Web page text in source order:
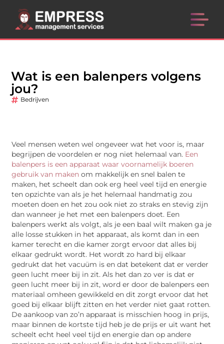
Wat is een balenpers volgens
jou?
Bedrijven
Veel mensen weten wel ongeveer wat het voor is, maar
begrijpen de voordelen er nog niet helemaal van. Een
balenpers is een apparaat waar voornamelijk boeren
gebruik van makenom makkelijk en snel balen te
maken, het scheelt dan ook erg heel veel tijd en energie
ten opzichte van als je het helemaal handmatig zou
moeten doen en het zou ook niet zo straks en stevig zijn
dan wanneer je het met een balenpers doet. Een
balenpers werkt als volgt, als je een baal wilt maken ga je
alle losse stukken in het apparaat, als komt dan in een
kamer terecht en die kamer zorgt ervoor dat alles bij
elkaar gedrukt wordt. Het wordt zo hard bij elkaar
gedrukt dat het vacuüm is en dat betekent dat er verder
geen lucht meer bij in zit. Als het dan zo ver is dat er
geen lucht meer bij in zit, word er door de balenpers een
materiaal omheen gewikkeld en dit zorgt ervoor dat het
goed bij elkaar blijft zitten en het verder niet gaat rotten.
De aankoop van zo’n apparaat is misschien hoog in prijs,
maar binnen de kortste tijd heb je de prijs er uit want het
scheelt echt heel veel tijd en energie dan op andere